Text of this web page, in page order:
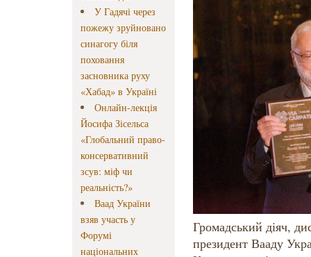
У Гадячі через
пожежу зруйновано
синагогу біля
поховання
засновника руху
«Хабад» в Україні
Онлайн-лекція
Йосифа Зісельса
«Глобальний право-
консервативний
зсув: міф чи
реальність?»
Ваад України
взяв участь у
Форумі
національних
Громадський діяч,
президент Вааду